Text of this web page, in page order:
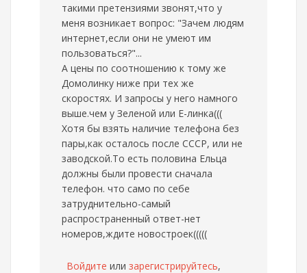
такими претензиями звонят,что у
меня возникает вопрос: "Зачем людям
интернет,если они не умеют им
пользоваться?"...
А цены по соотношению к тому же
Домолинку ниже при тех же
скоростях. И запросы у него намного
выше.чем у Зеленой или Е-линка(((
Хотя бы взять наличие телефона без
пары,как осталось после СССР, или не
заводской.То есть половина Ельца
должны были провести сначала
телефон. что само по себе
затруднительно-самый
распространенный ответ-нет
номеров,ждите новостроек(((((
Войдите или зарегистрируйтесь,